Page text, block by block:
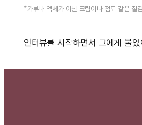
*가루나 액체가 아닌 크림이나 점토 같은 질
인터뷰를 시작하면서 그에게 물